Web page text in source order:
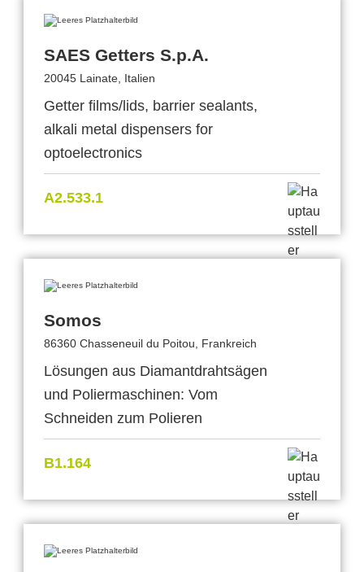
SAES Getters S.p.A.
20045 Lainate, Italien
Getter films/lids, barrier sealants,
alkali metal dispensers for
optoelectronics
A2.533.1
Somos
86360 Chasseneuil du Poitou, Frankreich
Lösungen aus Diamantdrahtsägen
und Poliermaschinen: Vom
Schneiden zum Polieren
B1.164